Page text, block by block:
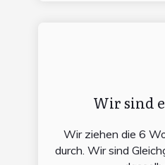
Wir sind
Wir ziehen die 6
durch. Wir sind